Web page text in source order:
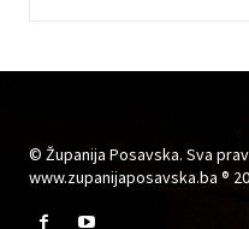
© Županija Posavska. Sva
www.zupanijaposavska.ba ®